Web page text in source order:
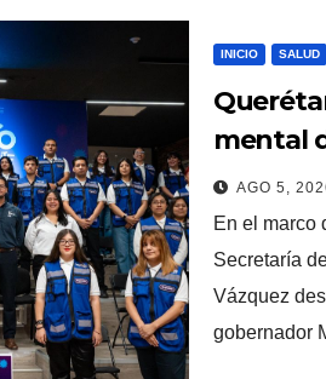
INICIO SALUD
mental
estatal
AGO 5,
En el marco
Secretaría
Vázquez
gobernador